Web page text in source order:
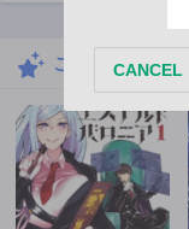
こちらもおすすめ